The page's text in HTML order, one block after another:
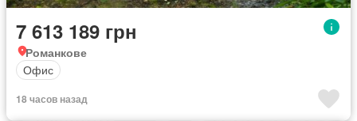
7 613 189 грн
Романкове
Офис
18 часов назад